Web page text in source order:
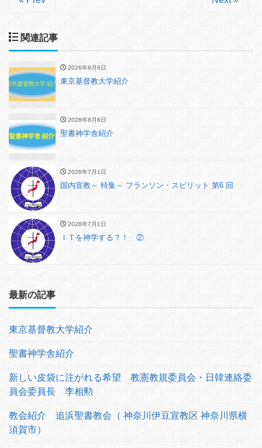
関連記事
2026年8月6日
東京基督教大学紹介
2026年8月6日
聖書神学舎紹介
2026年7月1日
国内宣教～ 特集～ フランソン・スピリット 第6 回
2026年7月1日
ＩＴを神学する？！ ②
最新の記事
東京基督教大学紹介
聖書神学舎紹介
新しい皮袋に注がれる希望 教憲教規委員会・日韓連絡委
員会委員長 李相勲
教会紹介 追浜聖書教会（ 神奈川伊豆宣教区 神奈川県横
須賀市）